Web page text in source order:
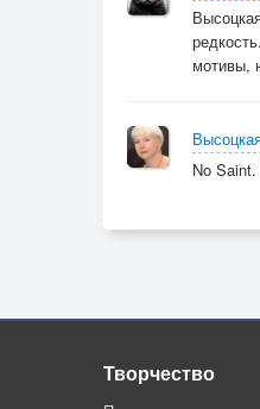
мотивы,
No
Творчество